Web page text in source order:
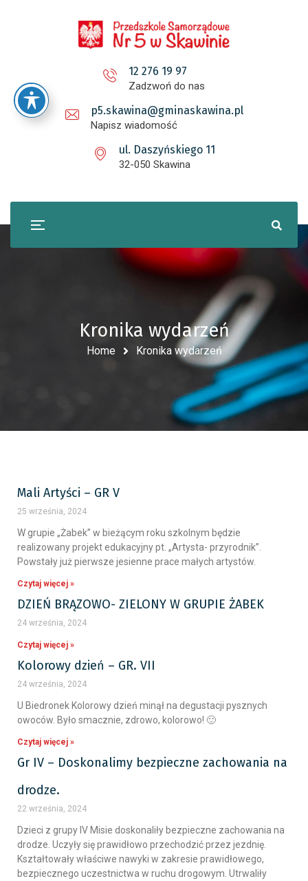
12 276 19 97
Zadzwoń do nas
p5.skawina@gminaskawina.pl
Napisz wiadomość
ul. Daszyńskiego 11
32-050 Skawina
Kronika wydarzeń
Home Kronika wydarzeń
Mali Artyści – GR V
25 września, 2024
W grupie „Żabek” w bieżącym roku szkolnym będzie
realizowany projekt edukacyjny pt. „Artysta- przyrodnik”.
Powstały już pierwsze jesienne prace małych artystów.
Czytaj więcej »
DZIEŃ BRĄZOWO- ZIELONY W GRUPIE ŻABEK
24 września, 2024
Czytaj więcej »
Kolorowy dzień – GR. VII
24 września, 2024
U Biedronek Kolorowy dzień minął na degustacji pysznych
owoców. Było smacznie, zdrowo, kolorowo! 🙂
Czytaj więcej »
Gr IV – Doskonalimy bezpieczne zachowania na
drodze.
22 września, 2024
Dzieci z grupy IV Misie doskonaliły bezpieczne zachowania na
drodze. Uczyły się prawidłowo przechodzić przez jezdnię.
Kształtowały właściwe nawyki w zakresie prawidłowego,
bezpiecznego uczestnictwa w ruchu drogowym. Utrwaliły